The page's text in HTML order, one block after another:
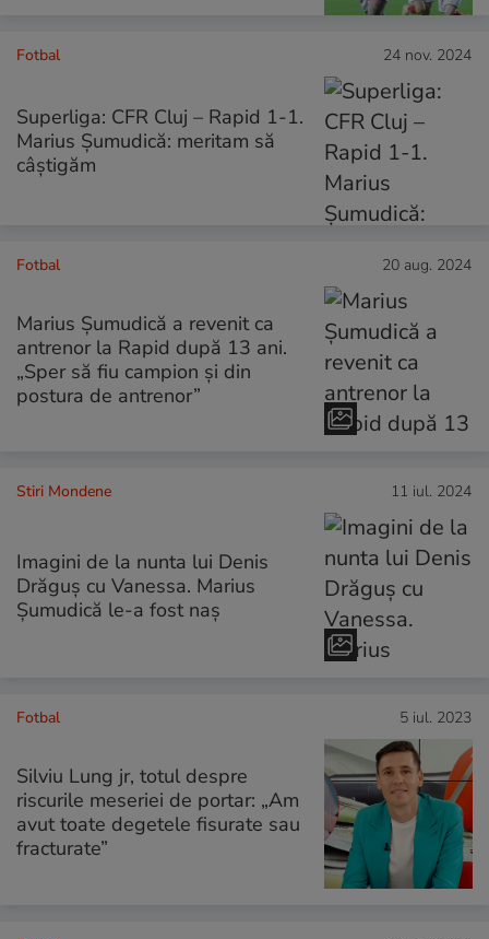
Fotbal 24 nov. 2024
Superliga: CFR Cluj – Rapid 1-1.
Marius Şumudică: meritam să
câştigăm
Fotbal 20 aug. 2024
Marius Șumudică a revenit ca
antrenor la Rapid după 13 ani.
„Sper să fiu campion și din
postura de antrenor”
Stiri Mondene 11 iul. 2024
Imagini de la nunta lui Denis
Drăguș cu Vanessa. Marius
Șumudică le-a fost naș
Fotbal 5 iul. 2023
Silviu Lung jr, totul despre
riscurile meseriei de portar: „Am
avut toate degetele fisurate sau
fracturate”